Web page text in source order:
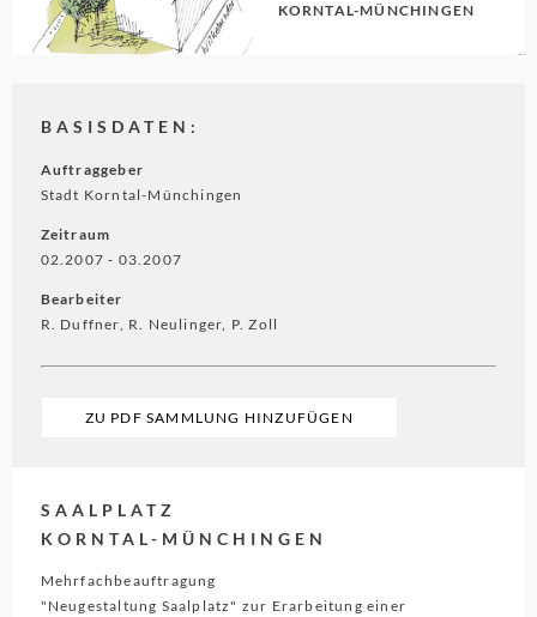
KORNTAL-MÜNCHINGEN
BASISDATEN:
Auftraggeber
Stadt Korntal-Münchingen
Zeitraum
02.2007 ‐ 03.2007
Bearbeiter
R. Duffner, R. Neulinger, P. Zoll
ZU PDF SAMMLUNG HINZUFÜGEN
SAALPLATZ
KORNTAL-MÜNCHINGEN
Mehrfachbeauftragung
"Neugestaltung Saalplatz" zur Erarbeitung einer